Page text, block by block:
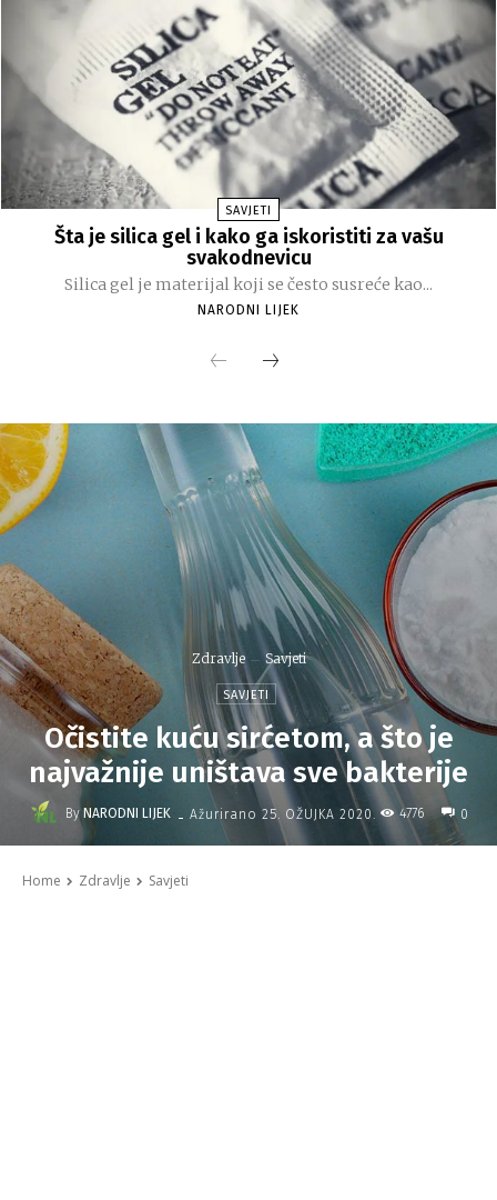
SAVJETI
Šta je silica gel i kako ga iskoristiti za vašu
svakodnevicu
Silica gel je materijal koji se često susreće kao...
NARODNI LIJEK